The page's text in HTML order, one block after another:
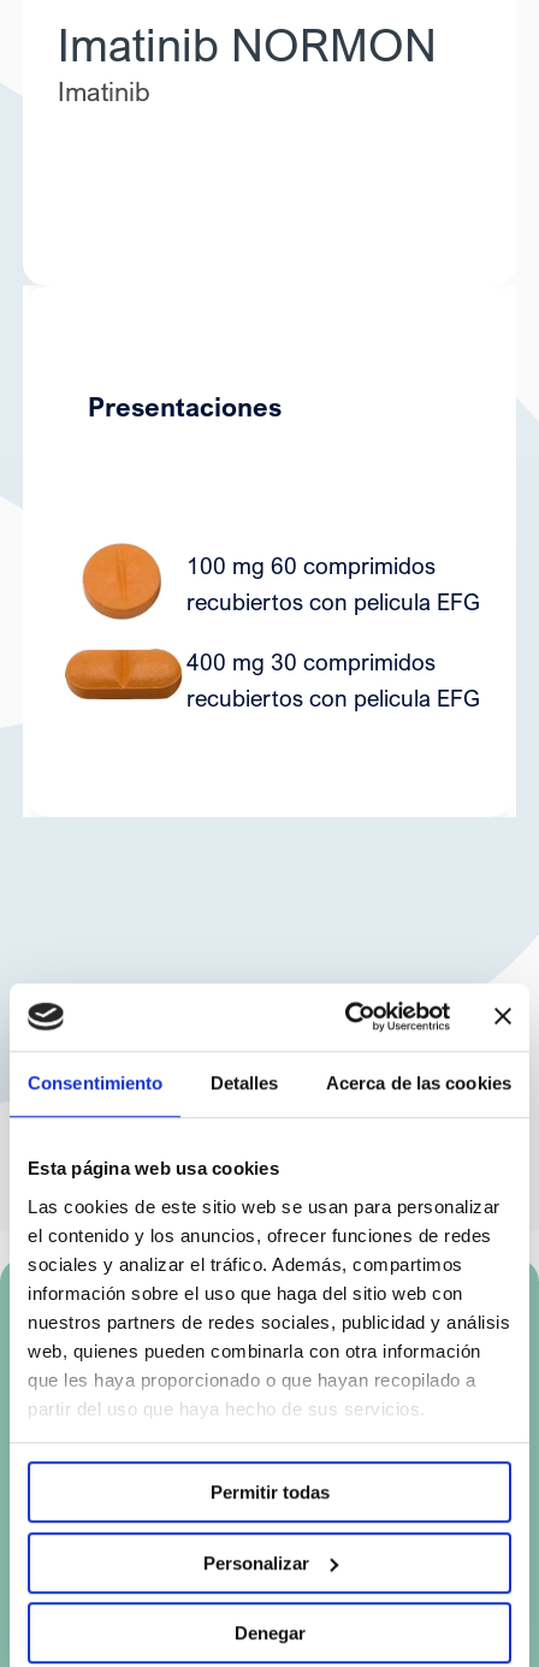
Consentimiento Detalles Acerca de las cookies
Esta página web usa cookies
Las cookies de este sitio web se usan para personalizar
el contenido y los anuncios, ofrecer funciones de redes
sociales y analizar el tráfico. Además, compartimos
información sobre el uso que haga del sitio web con
nuestros partners de redes sociales, publicidad y análisis
web, quienes pueden combinarla con otra información
que les haya proporcionado o que hayan recopilado a
partir del uso que haya hecho de sus servicios.
Permitir todas
Personalizar
Denegar
Imatinib NORMON
Imatinib
Presentaciones
100 mg 60 comprimidos
recubiertos con pelicula EFG
400 mg 30 comprimidos
recubiertos con pelicula EFG
Más sobre
Normon